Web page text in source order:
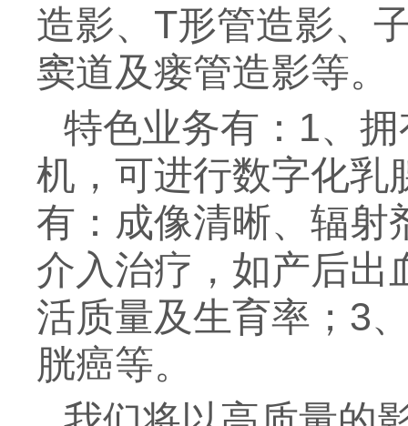
造影、T形管造影、
窦道及瘘管造影等。
特色业务有：1、
机，可进行数字化乳
有：成像清晰、辐射
介入治疗，如产后出
活质量及生育率；3
胱癌等。